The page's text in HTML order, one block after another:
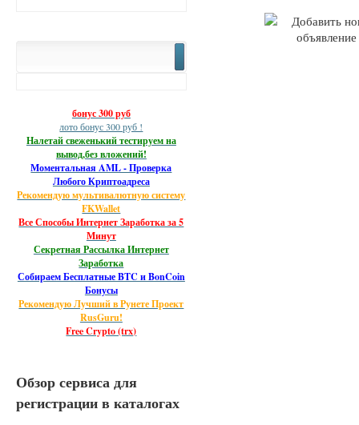
бонус 300 руб
лото бонус 300 руб !
Налетай свеженький тестируем на
вывод,без вложений!
Моментальная AML - Проверка
Любого Криптоадреса
Рекомендую мультивалютную систему
FKWallet
Все Способы Интернет Заработка за 5
Минут
Секретная Рассылка Интернет
Заработка
Собираем Бесплатные BTC и BonCoin
Бонусы
Рекомендую Лучший в Рунете Проект
RusGuru!
Free Crypto (trx)
Обзор сервиса для
регистрации в каталогах